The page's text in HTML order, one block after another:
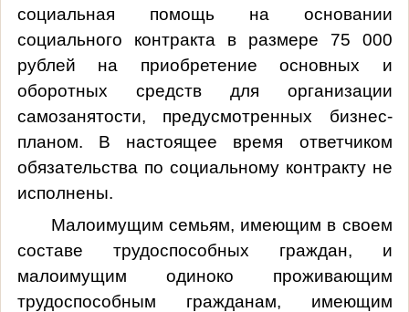
социальная помощь на основании
социального контракта в размере 75 000
рублей на приобретение основных и
оборотных средств для организации
самозанятости, предусмотренных бизнес-
планом. В настоящее время ответчиком
обязательства по социальному контракту не
исполнены.
Малоимущим семьям, имеющим в своем
составе трудоспособных граждан, и
малоимущим одиноко проживающим
трудоспособным гражданам, имеющим